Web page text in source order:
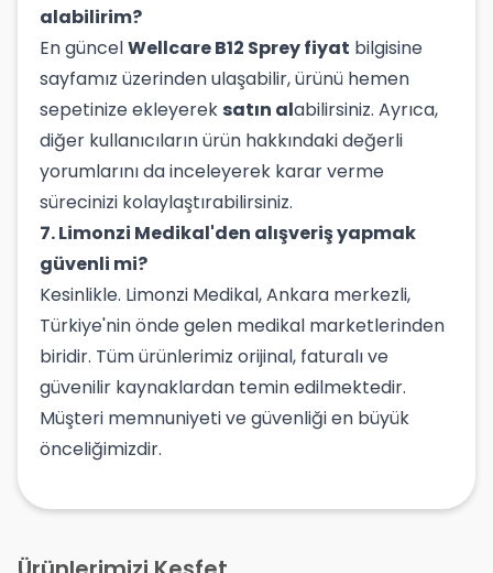
alabilirim?
En güncelWellcare B12 Sprey fiyat bilgisine
sayfamız üzerinden ulaşabilir, ürünü hemen
sepetinize ekleyerek satın alabilirsiniz. Ayrıca,
diğer kullanıcıların ürün hakkındaki değerli
yorumlarını da inceleyerek karar verme
sürecinizi kolaylaştırabilirsiniz.
7. Limonzi Medikal'den alışveriş yapmak
güvenli mi?
Kesinlikle. Limonzi Medikal, Ankara merkezli,
Türkiye'nin önde gelen medikal marketlerinden
biridir. Tüm ürünlerimiz orijinal, faturalı ve
güvenilir kaynaklardan temin edilmektedir.
Müşteri memnuniyeti ve güvenliği en büyük
önceliğimizdir.